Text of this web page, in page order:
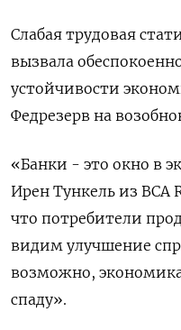
Слабая трудовая
вызвала
устойчивости
Федрезерв на
«Банки - это окно в
Ирен Тункель из
что потребители
видим улучшение
возможно,
спаду».